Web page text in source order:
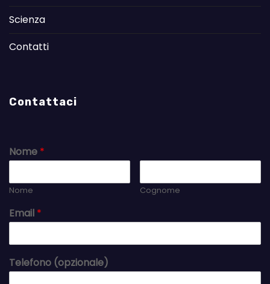
Scienza
Contatti
Contattaci
Nome *
Nome Cognome
Email *
Telefono (opzionale)